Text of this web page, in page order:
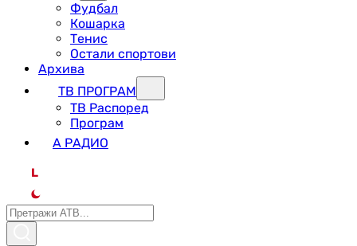
Фудбал
Кошарка
Тенис
Остали спортови
Архива
ТВ ПРОГРАМ
ТВ Распоред
Програм
А РАДИО
L